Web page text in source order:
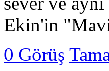
Ekin'in
0 Görüş